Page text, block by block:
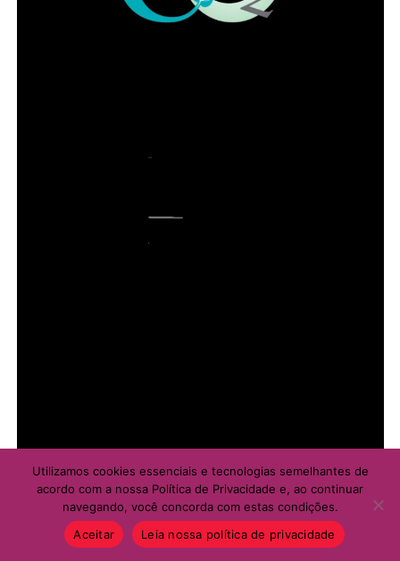
Utilizamos cookies essenciais e tecnologias semelhantes de
acordo com a nossa Política de Privacidade e, ao continuar
navegando, você concorda com estas condições.
Aceitar
Leia nossa política de privacidade